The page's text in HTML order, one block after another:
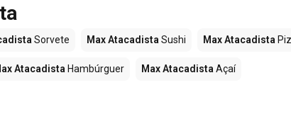
Sorvete Max Atacadista Sushi Max Atacadista
Atacadista Hambúrguer Max Atacadista Açaí